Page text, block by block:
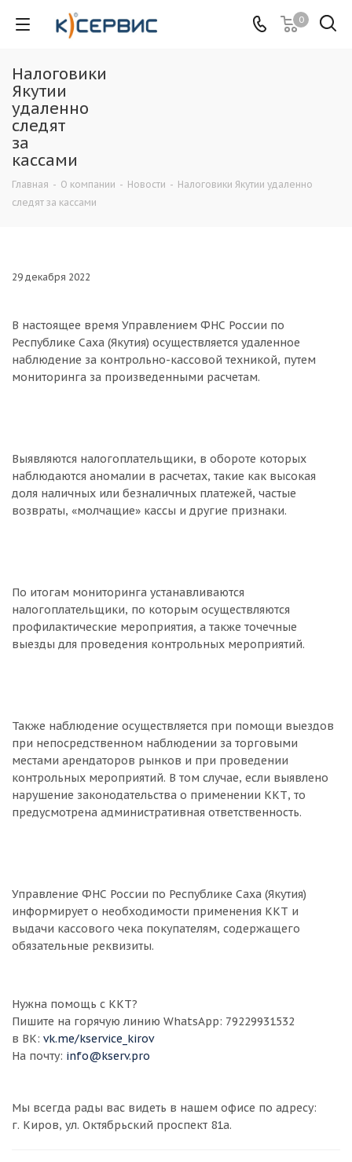
0
Налоговики
Якутии
удаленно
следят
за
кассами
Главная - О компании - Новости - Налоговики Якутии удаленно
следят за кассами
29 декабря 2022
В настоящее время Управлением ФНС России по
Республике Саха (Якутия) осуществляется удаленное
наблюдение за контрольно-кассовой техникой, путем
мониторинга за произведенными расчетам.
Выявляются налогоплательщики, в обороте которых
наблюдаются аномалии в расчетах, такие как высокая
доля наличных или безналичных платежей, частые
возвраты, «молчащие» кассы и другие признаки.
По итогам мониторинга устанавливаются
налогоплательщики, по которым осуществляются
профилактические мероприятия, а также точечные
выезды для проведения контрольных мероприятий.
Также наблюдение осуществляется при помощи выездов
при непосредственном наблюдении за торговыми
местами арендаторов рынков и при проведении
контрольных мероприятий. В том случае, если выявлено
нарушение законодательства о применении ККТ, то
предусмотрена административная ответственность.
Управление ФНС России по Республике Саха (Якутия)
информирует о необходимости применения ККТ и
выдачи кассового чека покупателям, содержащего
обязательные реквизиты.
Нужна помощь с ККТ?
Пишите на горячую линию WhatsApp: 79229931532
в ВК: vk.me/kservice_kirov
На почту: info@kserv.pro
Мы всегда рады вас видеть в нашем офисе по адресу:
г. Киров, ул. Октябрьский проспект 81а.